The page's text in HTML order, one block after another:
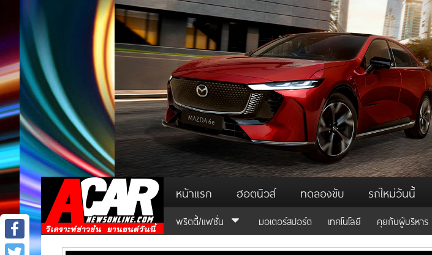
หน้าแรก ฮอตนิวส์ ทดลองขับ รถใหม่วันนี้
พริตตี้/แฟชั่น มอเตอร์สปอร์ต เทคโนโลยี คุยกับผู้บริหาร
Facebook